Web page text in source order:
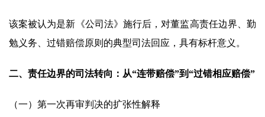
该案被认为是新《公司法》施行后，对董监高责任边界、勤
勉义务、过错赔偿原则的典型司法回应，具有标杆意义。
二、责任边界的司法转向：从“连带赔偿”到“过错相应赔偿”
（一）第一次再审判决的扩张性解释